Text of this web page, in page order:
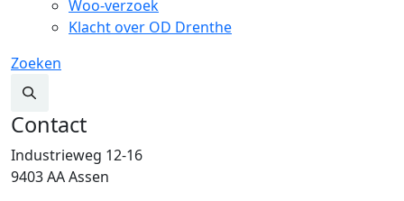
Woo-verzoek
Klacht over OD Drenthe
Zoeken
Contact
Industrieweg 12-16
9403 AA Assen